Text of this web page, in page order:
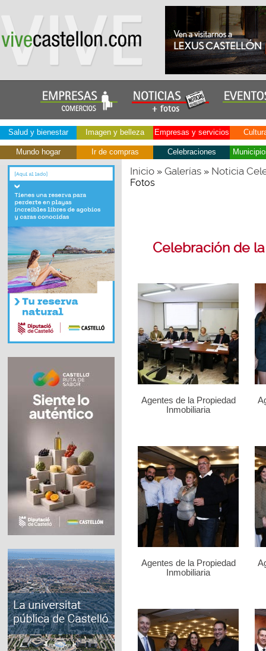
Salud y bienestar Imagen y belleza Empresas y servicios
Mundo hogar Ir de compras Celebraciones
Inicio» Galerías» Noticia
Fotos
Celebración de
Agentes de la Propiedad
Inmobiliaria
Agentes de la Propiedad
Inmobiliaria